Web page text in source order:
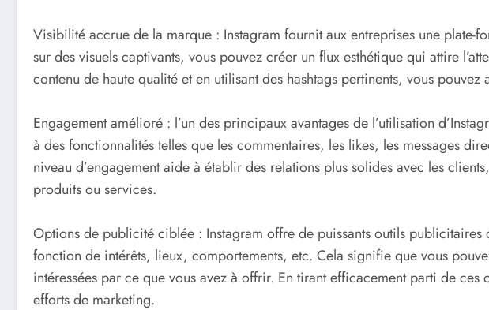
Visibilité accrue de la marque : Instagram fournit aux entreprises une plate-
sur des visuels captivants, vous pouvez créer un flux esthétique qui attire
contenu de haute qualité et en utilisant des hashtags pertinents, vous
Engagement amélioré : l’un des principaux avantages de l’utilisation
à des fonctionnalités telles que les commentaires, les likes, les messages
niveau d’engagement aide à établir des relations plus solides avec les
produits ou services.
Options de publicité ciblée : Instagram offre de puissants outils
fonction de intérêts, lieux, comportements, etc. Cela signifie que vous
intéressées par ce que vous avez à offrir. En tirant efficacement parti de
efforts de marketing.